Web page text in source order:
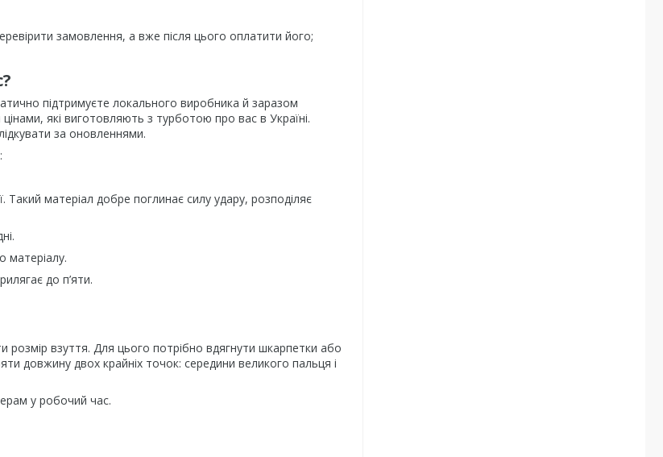
замовлення, а вже після цього оплатити його;
підтримуєте локального виробника й заразом
які виготовляють з турботою про вас в Україні.
за оновленнями.
Такий матеріал добре поглинає силу удару, розподіляє
матеріалу.
до п’яти.
розмір взуття. Для цього потрібно вдягнути шкарпетки або
довжину двох крайніх точок: середини великого пальця і
у робочий час.